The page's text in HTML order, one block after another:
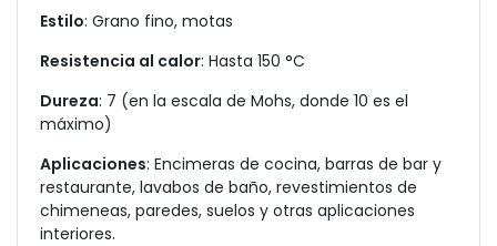
Estilo: Grano fino, motas
Resistencia al calor: Hasta 150 °C
Dureza: 7 (en la escala de Mohs, donde 10 es el
máximo)
Aplicaciones: Encimeras de cocina, barras de bar y
restaurante, lavabos de baño, revestimientos de
chimeneas, paredes, suelos y otras aplicaciones
interiores.